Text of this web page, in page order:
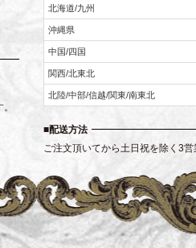
北海道/九州
沖縄県
中国/四国
関西/北東北
北陸/中部/信越/関東/南東北
配送方法
ご注文頂いてから土日祝を除く3